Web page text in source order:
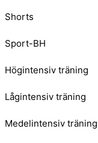
Shorts
Sport-BH
Högintensiv träning
Lågintensiv träning
Medelintensiv träning